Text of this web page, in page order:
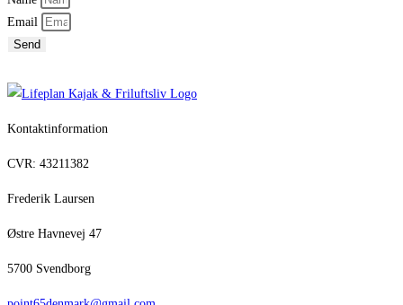
Email
Send
Kontaktinformation
CVR: 43211382
Frederik Laursen
Østre Havnevej 47
5700 Svendborg